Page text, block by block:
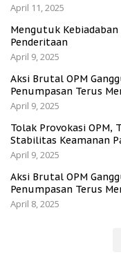
April 11, 2025
Mengutuk
Penderitaan
April 9, 2025
Aksi Brutal OPM
Penumpasan Terus
April 9, 2025
Tolak Provokasi OPM,
Stabilitas Keamanan
April 9, 2025
Aksi Brutal OPM
Penumpasan Terus
April 8, 2025